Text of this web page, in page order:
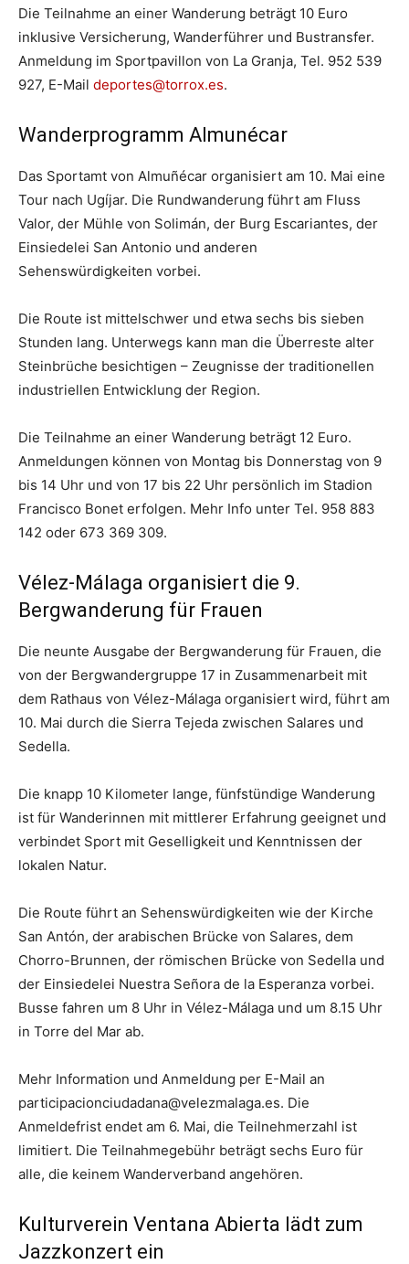
Die Teilnahme an einer Wanderung beträgt 10 Euro
inklusive Versicherung, Wanderführer und Bustransfer.
Anmeldung im Sportpavillon von La Granja, Tel. 952 539
927, E-Mail deportes@torrox.es.
Wanderprogramm Almunécar
Das Sportamt von Almuñécar organisiert am 10. Mai eine
Tour nach Ugíjar. Die Rundwanderung führt am Fluss
Valor, der Mühle von Solimán, der Burg Escariantes, der
Einsiedelei San Antonio und anderen
Sehenswürdigkeiten vorbei.
Die Route ist mittelschwer und etwa sechs bis sieben
Stunden lang. Unterwegs kann man die Überreste alter
Steinbrüche besichtigen – Zeugnisse der traditionellen
industriellen Entwicklung der Region.
Die Teilnahme an einer Wanderung beträgt 12 Euro.
Anmeldungen können von Montag bis Donnerstag von 9
bis 14 Uhr und von 17 bis 22 Uhr persönlich im Stadion
Francisco Bonet erfolgen. Mehr Info unter Tel. 958 883
142 oder 673 369 309.
Vélez-Málaga organisiert die 9.
Bergwanderung für Frauen
Die neunte Ausgabe der Bergwanderung für Frauen, die
von der Bergwandergruppe 17 in Zusammenarbeit mit
dem Rathaus von Vélez-Málaga organisiert wird, führt am
10. Mai durch die Sierra Tejeda zwischen Salares und
Sedella.
Die knapp 10 Kilometer lange, fünfstündige Wanderung
ist für Wanderinnen mit mittlerer Erfahrung geeignet und
verbindet Sport mit Geselligkeit und Kenntnissen der
lokalen Natur.
Die Route führt an Sehenswürdigkeiten wie der Kirche
San Antón, der arabischen Brücke von Salares, dem
Chorro-Brunnen, der römischen Brücke von Sedella und
der Einsiedelei Nuestra Señora de la Esperanza vorbei.
Busse fahren um 8 Uhr in Vélez-Málaga und um 8.15 Uhr
in Torre del Mar ab.
Mehr Information und Anmeldung per E-Mail an
participacionciudadana@velezmalaga.es. Die
Anmeldefrist endet am 6. Mai, die Teilnehmerzahl ist
limitiert. Die Teilnahmegebühr beträgt sechs Euro für
alle, die keinem Wanderverband angehören.
Kulturverein Ventana Abierta lädt zum
Jazzkonzert ein